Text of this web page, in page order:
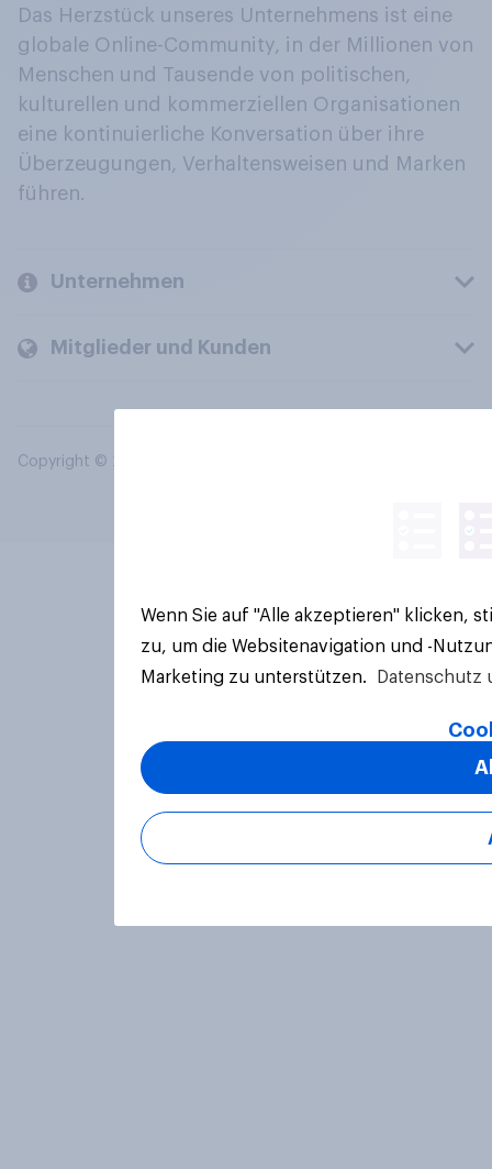
Das Herzstück unseres Unternehmens ist eine
globale Online-Community, in der Millionen von
Menschen und Tausende von politischen,
kulturellen und kommerziellen Organisationen
eine kontinuierliche Konversation über ihre
Überzeugungen, Verhaltensweisen und Marken
führen.
Unternehmen
Mitglieder und Kunden
Copyright © 2026 YouGov PLC. Alle Rechte vorbehalten.
Wenn Sie auf "Alle akzeptieren" klicken,
zu, um die Websitenavigation und -
Marketing zu unterstützen.
Datenschutz